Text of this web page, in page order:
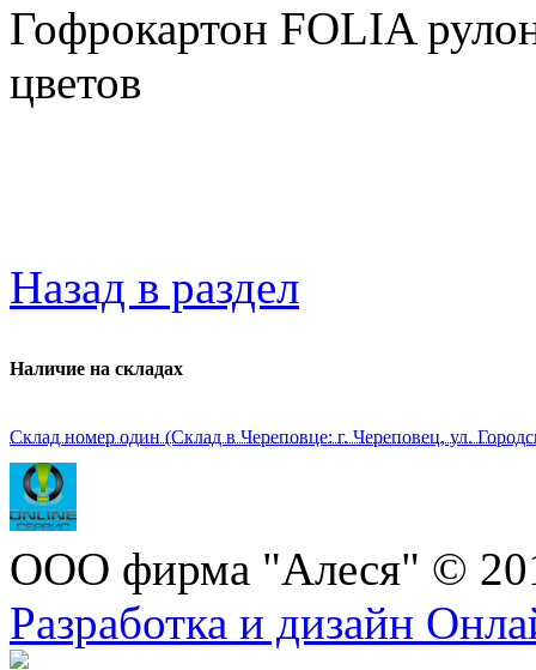
Гофрокартон FOLIA
цветов
Назад в раздел
Наличие на складах
Склад номер один (Склад в Череповце: г. Череповец, ул.
ООО фирма "Алеся" ©
Разработка и дизайн